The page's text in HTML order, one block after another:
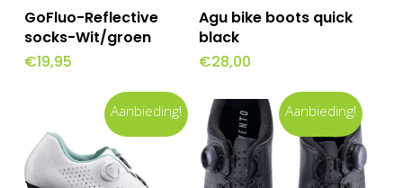
Opties Selecteren
product
heeft
Deze
optie
GoFluo-Reflective
socks-Wit/groen
€19,95
Opties Selecteren
product
heeft
variaties.
Deze
optie
Agu bike boots quick
black
€28,00
Aanbieding! Aanbieding!